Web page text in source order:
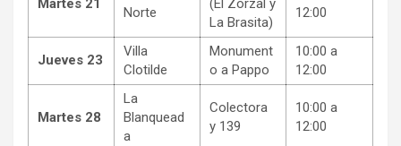
Martes 21
Norte
(El Zorzal y
La Brasita)
12:00
Jueves 23
Villa
Clotilde
Monument
o a Pappo
10:00 a
12:00
Martes 28
La
Blanquead
a
Colectora
y 139
10:00 a
12:00